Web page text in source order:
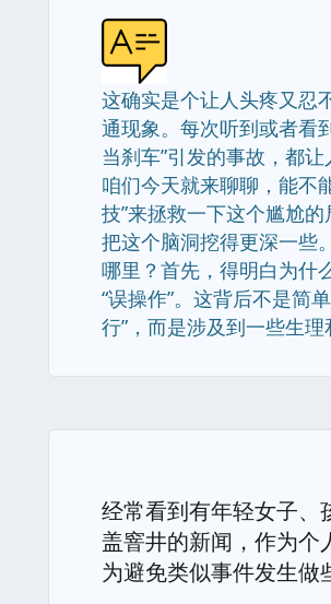
这确实是个让人头疼又忍
通现象。每次听到或者看
当刹车”引发的事故，都让
咱们今天就来聊聊，能不
技”来拯救一下这个尴尬
把这个脑洞挖得更深一些
哪里？首先，得明白为什
“误操作”。这背后不是简
行”，而是涉及到一些生
经常看到有年轻女子、
盖窨井的新闻，作为个
为避免类似事件发生做